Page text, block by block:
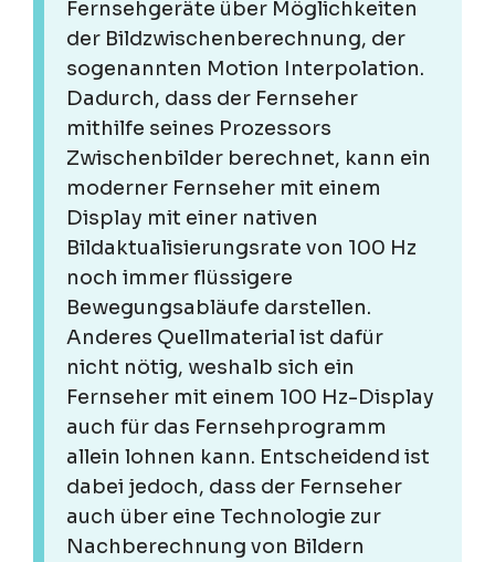
Fernsehgeräte über Möglichkeiten
der Bildzwischenberechnung, der
sogenannten Motion Interpolation.
Dadurch, dass der Fernseher
mithilfe seines Prozessors
Zwischenbilder berechnet, kann ein
moderner Fernseher mit einem
Display mit einer nativen
Bildaktualisierungsrate von 100 Hz
noch immer flüssigere
Bewegungsabläufe darstellen.
Anderes Quellmaterial ist dafür
nicht nötig, weshalb sich ein
Fernseher mit einem 100 Hz-Display
auch für das Fernsehprogramm
allein lohnen kann. Entscheidend ist
dabei jedoch, dass der Fernseher
auch über eine Technologie zur
Nachberechnung von Bildern